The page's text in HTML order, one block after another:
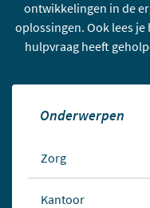
ontwikkelingen in de
oplossingen. Ook lees
hulpvraag heeft
Onderwerpen
Zorg
Kantoor